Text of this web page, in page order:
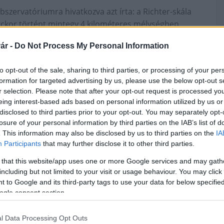
- Do Not Process My Personal Information
opt-out of the sale, sharing to third parties, or processing of your
for targeted advertising by us, please use the below opt-out
selection. Please note that after your opt-out request is processed
interest-based ads based on personal information utilized by us
to third parties prior to your opt-out. You may separately
of your personal information by third parties on the IAB’s list of
This information may also be disclosed by us to third parties on the
Participants that may further disclose it to other third parties.
that this website/app uses one or more Google services and may
but not limited to your visit or usage behaviour. You may
to Google and its third-party tags to use your data for below
consent section.
Data Processing Opt Outs
hivatkozva azt írta: a Richter-skála
történt mintegy 4 kilométeres mélységben.
obszervatóriumba, sem a Somogy megyei
érkezett lakossági bejelentés.
skála
Országos hírek